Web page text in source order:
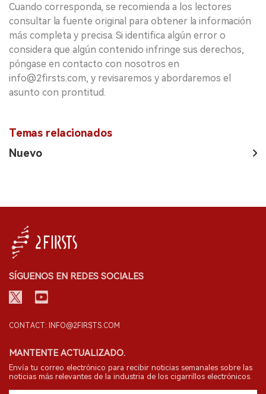
Cuando corresponda, se recomienda a los lectores
consultar la fuente original para obtener la información
más completa y precisa. Si identifica algún error o
considera que algún contenido infringe sus derechos,
póngase en contacto con nosotros en
info@2firsts.com, y revisaremos y abordaremos el
asunto con prontitud.
Temas relacionados
Nuevo
SÍGUENOS EN REDES SOCIALES
CONTACT: INFO@2FIRSTS.COM
MANTENTE ACTUALIZADO.
Envía tu correo electrónico para recibir noticias semanales sobre las
noticias más relevantes de la industria de los cigarrillos electrónicos.